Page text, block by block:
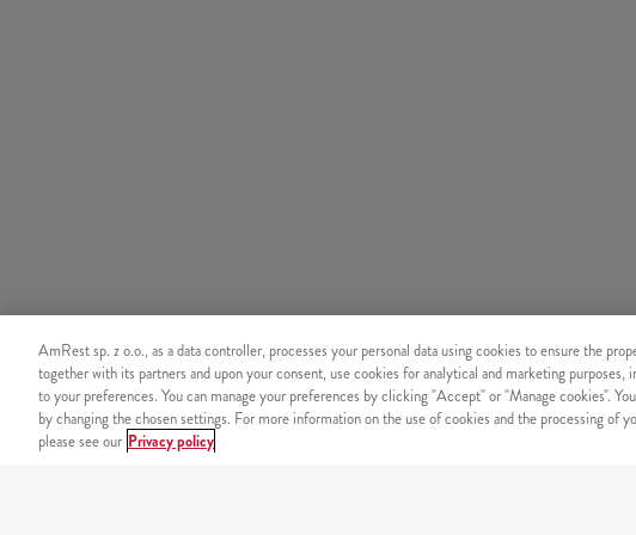
AmRest sp. z o.o., as a data controller, processes your personal data using cookies to ensure the
together with its partners and upon your consent, use cookies for analytical and marketing
to your preferences. You can manage your preferences by clicking "Accept" or "Manage cookies".
by changing the chosen settings. For more information on the use of cookies and the processing of
please see our Privacy policy